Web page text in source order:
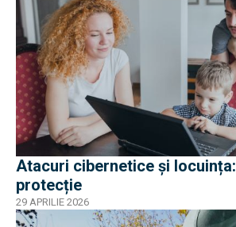
Atacuri cibernetice și
protecție
29 APRILIE 2026